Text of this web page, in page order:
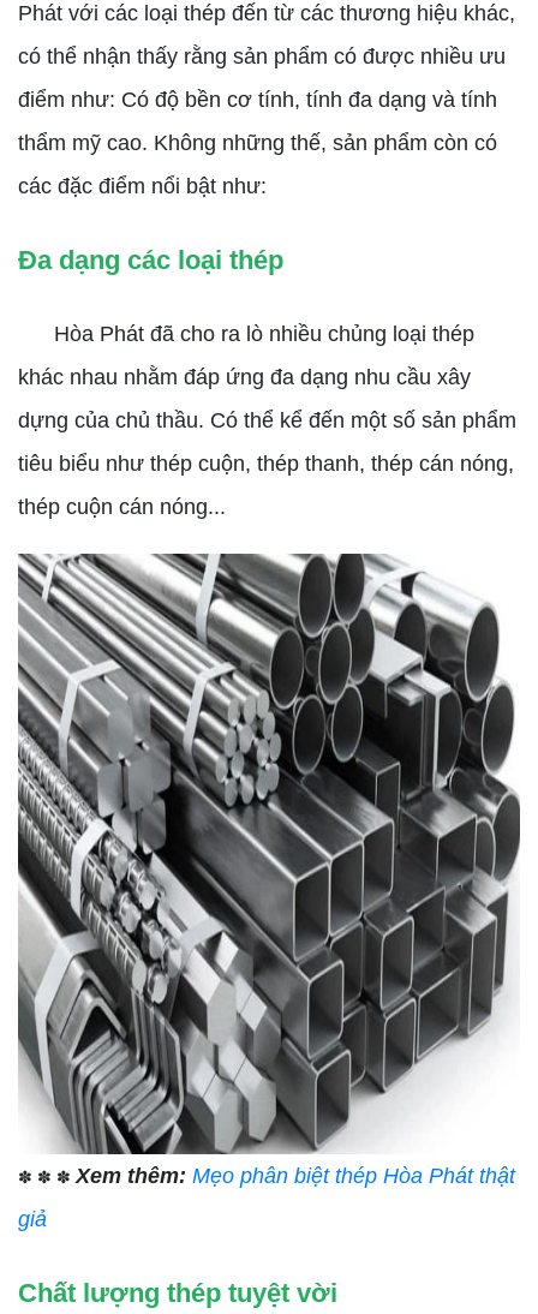
Phát với các loại thép đến từ các thương hiệu khác,
có thể nhận thấy rằng sản phẩm có được nhiều ưu
điểm như: Có độ bền cơ tính, tính đa dạng và tính
thẩm mỹ cao. Không những thế, sản phẩm còn có
các đặc điểm nổi bật như:
Đa dạng các loại thép
Hòa Phát đã cho ra lò nhiều chủng loại thép
khác nhau nhằm đáp ứng đa dạng nhu cầu xây
dựng của chủ thầu. Có thể kể đến một số sản phẩm
tiêu biểu như thép cuộn, thép thanh, thép cán nóng,
thép cuộn cán nóng...
✽ ✽ ✽ Xem thêm: Mẹo phân biệt thép Hòa Phát thật
giả
Chất lượng thép tuyệt vời